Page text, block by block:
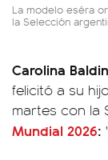
La modelo eséra
la Selección
Carolina
felicitó a su
martes con la
Mundial 2026: